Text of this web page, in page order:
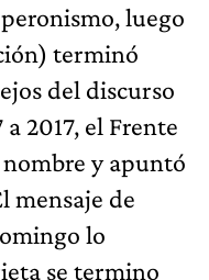
luego
terminó
del discurso
2017, el Frente
y apuntó
mensaje de
lo
se termino